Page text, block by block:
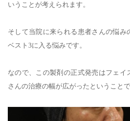
いうことが考えられます。
そして当院に来られる患者さんの悩み
ベスト3に入る悩みです。
なので、この製剤の正式発売はフェイ
さんの治療の幅が広がったということで